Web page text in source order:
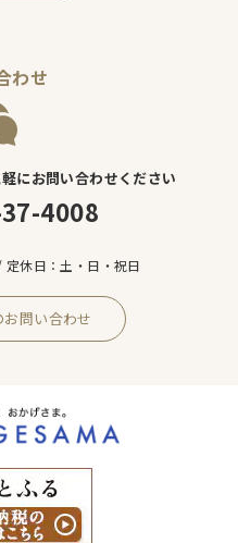
わせ
にお問い合わせください
4008
休日：土・日・祝日
問い合わせ